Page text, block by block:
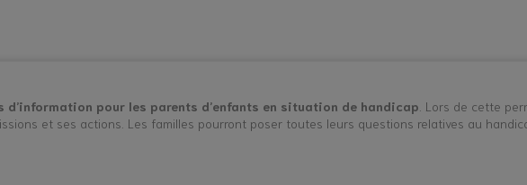
d’information pour les parents d’enfants en situation de handicap . Lors de cette
et ses actions. Les familles pourront poser toutes leurs questions relatives au